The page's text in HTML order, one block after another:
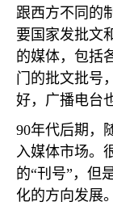
跟西方不同的
要国家发批文
的媒体，包括
门的批文批号
好，广播电台
90年代后期，
入媒体市场。
的“刊号”，但
化的方向发展